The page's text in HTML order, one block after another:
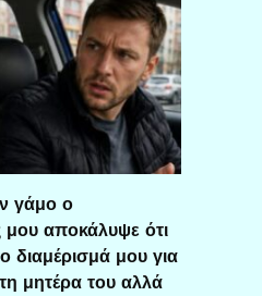
γάμο ο
μου αποκάλυψε ότι
διαμέρισμά μου για
μητέρα του αλλά